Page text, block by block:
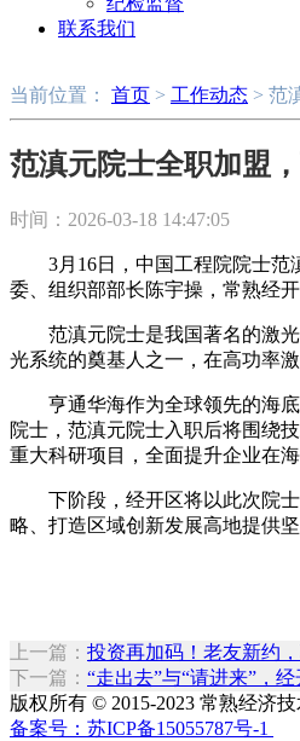
联系我们
当前位置： 首页 > 工作动态 > 范
范滇元院士全职加盟
时间：2026-03-18 14:47:05
3月16日，中国工程院院士
委、组织部部长陈宇操，常熟经
范滇元院士是我国著名的激
光系统的奠基人之一，在高功率
亨通华海作为全球领先的海
院士，范滇元院士入职后将围绕
重大科研项目，全面提升企业在
下阶段，经开区将以此次院
略、打造区域创新发展高地提供坚
上一篇： 投资再加码！老友新约，
下一篇： “走出去”与“请进来”，
版权所有 © 2015-2023 常熟经济
备案号：苏ICP备15055787号-1